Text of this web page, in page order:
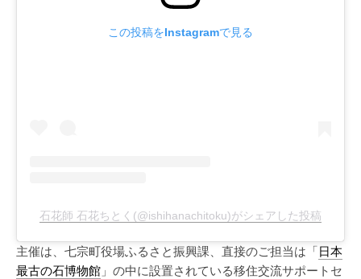
この投稿をInstagramで見る
石花師 石花ちとく(@ishihanachitoku)がシェアした投稿
主催は、七宗町役場ふるさと振興課、直接のご担当は「日本
最古の石博物館 」の中に設置されている移住交流サポートセ